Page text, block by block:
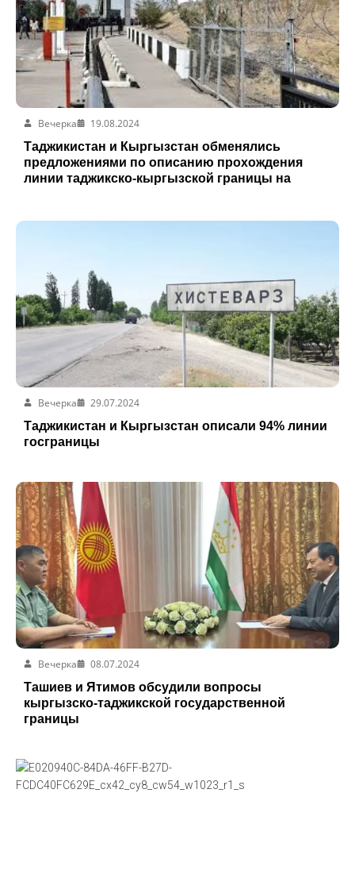
Вечерка
19.08.2024
Таджикистан и Кыргызстан обменялись
предложениями по описанию прохождения
линии таджикско-кыргызской границы на
Вечерка
29.07.2024
Таджикистан и Кыргызстан описали 94% линии
госграницы
Вечерка
08.07.2024
Ташиев и Ятимов обсудили вопросы
кыргызско-таджикской государственной
границы